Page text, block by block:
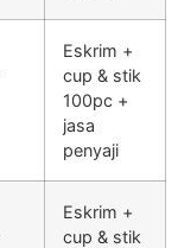
Eskrim +
cup & stik
100pc +
jasa
penyaji
Eskrim +
cup & stik